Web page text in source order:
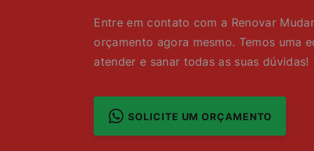
Entre em contato com a Renovar
orçamento agora mesmo. Temos uma
atender e sanar todas as suas dúvidas!
SOLICITE UM ORÇAMENTO